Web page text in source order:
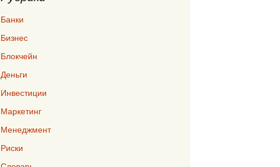
Банки
Бизнес
Блокчейн
Деньги
Инвестиции
Маркетинг
Менеджмент
Риски